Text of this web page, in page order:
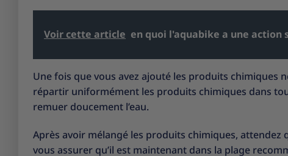
Voir cette article en quoi l'aquabike a une action
Une fois que vous avez ajouté les produits chimiques
répartir uniformément les produits chimiques dans
remuer doucement l’eau.
Après avoir mélangé les produits chimiques, attendez
vous assurer qu’il est maintenant dans la plage